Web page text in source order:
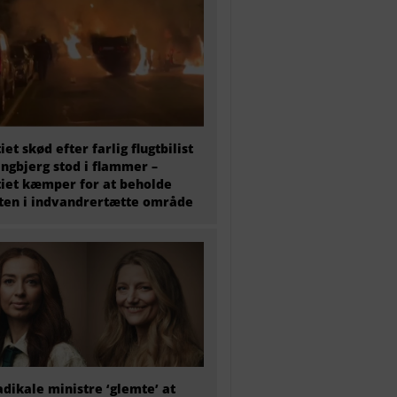
skød efter farlig flugtbilist
stod i flammer –
kæmper for at beholde
i indvandrertætte område
ministre ‘glemte’ at